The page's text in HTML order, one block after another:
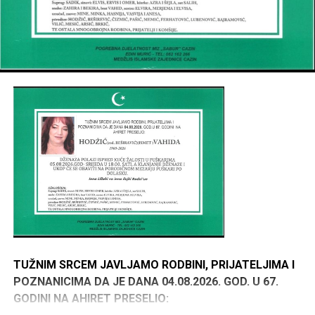
TUŽNIM SRCEM JAVLJAMO RODBINI, PRIJATELJIMA I
POZNANICIMA DA JE DANA 04.08.2026. GOD. U 67.
GODINI NA AHIRET PRESELIO: